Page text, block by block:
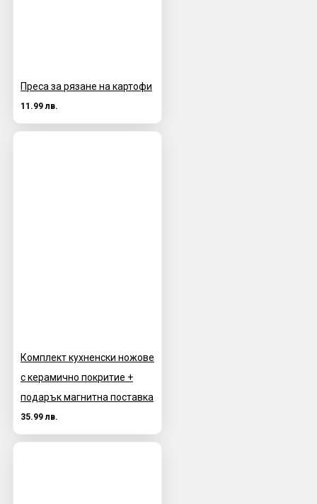
Преса за рязане на картофи
11.99 лв.
Комплект кухненски ножове
с керамично покритие +
подарък магнитна поставка
35.99 лв.